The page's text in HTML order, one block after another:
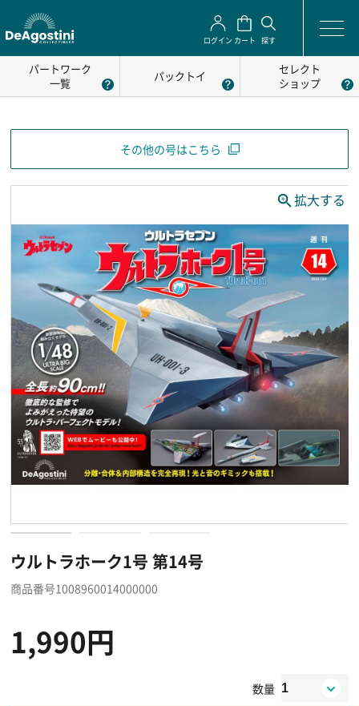
ログイン カート 探す
パートワーク
一覧
パックトイ
セレクト
ショップ
その他の号はこちら
ウルトラホーク1号 第14号
商品番号1008960014000000
1,990円
数量